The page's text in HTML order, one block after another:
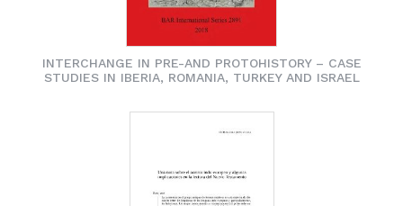
INTERCHANGE IN PRE-AND PROTOHISTORY – CASE
STUDIES IN IBERIA, ROMANIA, TURKEY AND ISRAEL